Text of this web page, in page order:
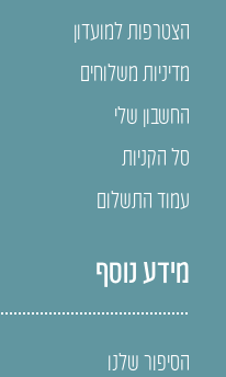
הצטרפות למועדון
מדיניות משלוחים
החשבון שלי
סל הקניות
עמוד התשלום
מידע נוסף
הסיפור שלנו